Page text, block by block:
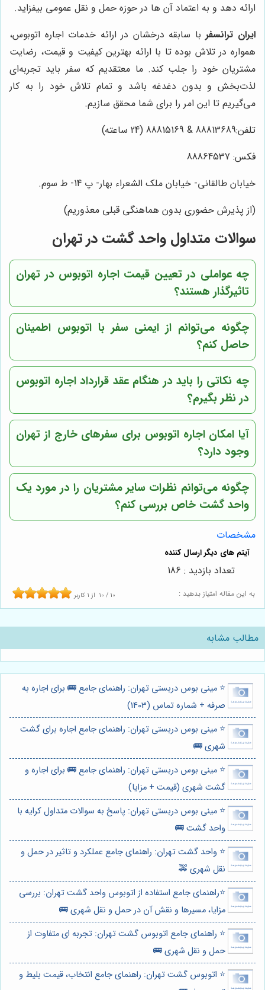
ارائه دهد و به اعتماد آن ها در حوزه حمل و نقل عمومی بیفزاید.
ایران ترانسفربا سابقه درخشان در ارائه خدمات اجاره اتوبوس،
همواره در تلاش بوده تا با ارائه بهترین کیفیت و قیمت، رضایت
مشتریان خود را جلب کند. ما معتقدیم که سفر باید تجربه‌ای
لذت‌بخش و بدون دغدغه باشد و تمام تلاش خود را به کار
می‌گیریم تا این امر را برای شما محقق سازیم.
تلفن:88813689 & 88815169 (24 ساعته)
فکس: 88864537
خیابان طالقانی- خیابان ملک الشعراء بهار- پ 14- ط سوم.
(از پذیرش حضوری بدون هماهنگی قبلی معذوریم)
سوالات متداول واحد گشت در تهران
چه عواملی در تعیین قیمت اجاره اتوبوس در تهران
تاثیرگذار هستند؟
چگونه می‌توانم از ایمنی سفر با اتوبوس اطمینان
حاصل کنم؟
چه نکاتی را باید در هنگام عقد قرارداد اجاره اتوبوس
در نظر بگیرم؟
آیا امکان اجاره اتوبوس برای سفرهای خارج از تهران
وجود دارد؟
چگونه می‌توانم نظرات سایر مشتریان را در مورد یک
واحد گشت خاص بررسی کنم؟
مشخصات
به این مقاله امتیاز بدهید : 10 / 10 از 1 کاربر
تعداد بازدید : 186
مطالب مشابه
⭐️ مینی بوس دربستی تهران: راهنمای جامع 🚌 برای اجاره به
صرفه + شماره تماس (1403)
⭐️ مینی بوس دربستی تهران: راهنمای جامع اجاره برای گشت
شهری 🚌
⭐️ مینی بوس دربستی تهران: راهنمای جامع 🚌 برای اجاره و
گشت شهری (قیمت + مزایا)
⭐️ مینی بوس دربستی تهران: پاسخ به سوالات متداول کرایه با
واحد گشت 🚌
⭐️ واحد گشت تهران: راهنمای جامع عملکرد و تاثیر در حمل و
نقل شهری 🚕
⭐️راهنمای جامع استفاده از اتوبوس واحد گشت تهران: بررسی
مزایا، مسیرها و نقش آن در حمل و نقل شهری 🚌
⭐️ راهنمای جامع اتوبوس گشت تهران: تجربه ای متفاوت از
حمل و نقل شهری 🚌
⭐️ اتوبوس گشت تهران: راهنمای جامع انتخاب، قیمت بلیط و